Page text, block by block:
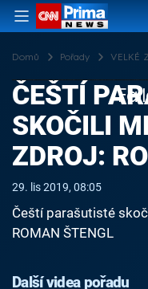
Domů Pořady VELKÉ
ČEŠTÍ
SKOČILI
ZDROJ:
29. lis 2019, 08:05
Čeští parašutisté
ROMAN ŠTENGL
Další videa pořadu